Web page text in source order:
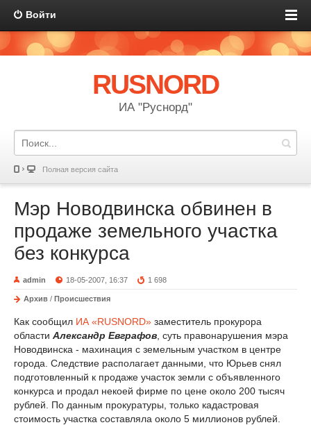
Войти
RUSNORD
ИА "Руснорд"
Полная версия сайта
Мэр Новодвинска обвинен в
продаже земельного участка
без конкурса
admin 18-05-2007, 16:37 1 698
Архив / Происшествия
Как сообщил ИА «RUSNORD» заместитель прокурора
области Александр Евграфов , суть правонарушения мэра
Новодвинска - махинация с земельным участком в центре
города. Следствие располагает данными, что Юрьев снял
подготовленный к продаже участок земли с объявленного
конкурса и продал некоей фирме по цене около 200 тысяч
рублей. По данным прокуратуры, только кадастровая
стоимость участка составляла около 5 миллионов рублей.